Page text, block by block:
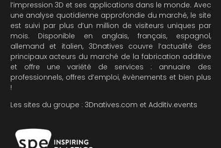
l’impression 3D et ses applications dans le monde. Avec
une analyse quotidienne approfondie du marché, le site
est suivi par plus d’un million de visiteurs uniques par
mois. Disponible en anglais, français, espagnol,
allemand et italien, 3Dnatives couvre l’actualité des
principaux acteurs du marché de la fabrication additive
et offre une variété de services : annuaire des
professionnels, offres d’emploi, évènements et bien plus
!
Les sites du groupe : 3Dnatives.com et Additiv.events